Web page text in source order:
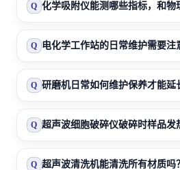
Q 化学吸附仪能测哪些指标，和物
Q 电化学工作站的日常维护需要注
Q 研磨机日常如何维护保养才能延
Q 超声波细胞破碎仪破碎时样品发
Q 超声波清洗机能清洗所有材质吗？